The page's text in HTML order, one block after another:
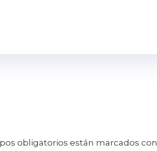
obligatorios están marcados con